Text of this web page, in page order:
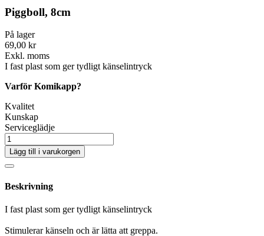
Piggboll, 8cm
På lager
69,00 kr
Exkl. moms
I fast plast som ger tydligt känselintryck
Varför Komikapp?
Kvalitet
Kunskap
Serviceglädje
Lägg till i varukorgen
Beskrivning
I fast plast som ger tydligt känselintryck
Stimulerar känseln och är lätta att greppa.